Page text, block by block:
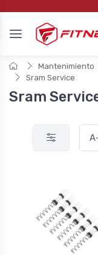
Mantenimiento
Sram Service
Sram